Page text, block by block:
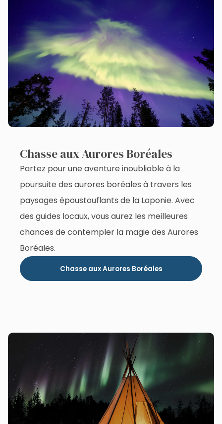
Chasse aux Aurores Boréales
Partez pour une aventure inoubliable à la
poursuite des aurores boréales à travers les
paysages époustouflants de la Laponie. Avec
des guides locaux, vous aurez les meilleures
chances de contempler la magie des Aurores
Boréales.
Chasse aux Aurores Boréales